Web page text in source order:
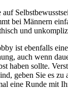
auf
bei Männern
und
ist ebenfalls
auch wenn
haben sollte.
geben Sie es zu
eine Runde mit